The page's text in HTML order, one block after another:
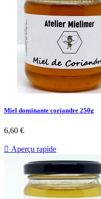
Miel dominante coriandre 250g
6,60 €
 Aperçu rapide